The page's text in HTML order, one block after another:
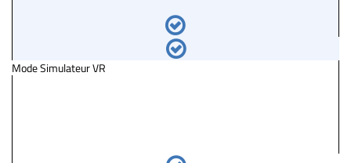
Mode Simulateur VR